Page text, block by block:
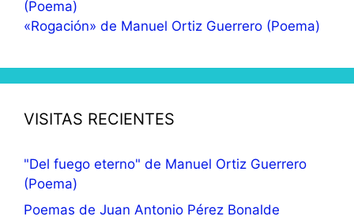
«Rogación» de Manuel Ortiz Guerrero (Poema)
VISITAS RECIENTES
"Del fuego eterno" de Manuel Ortiz Guerrero
(Poema)
Poemas de Juan Antonio Pérez Bonalde